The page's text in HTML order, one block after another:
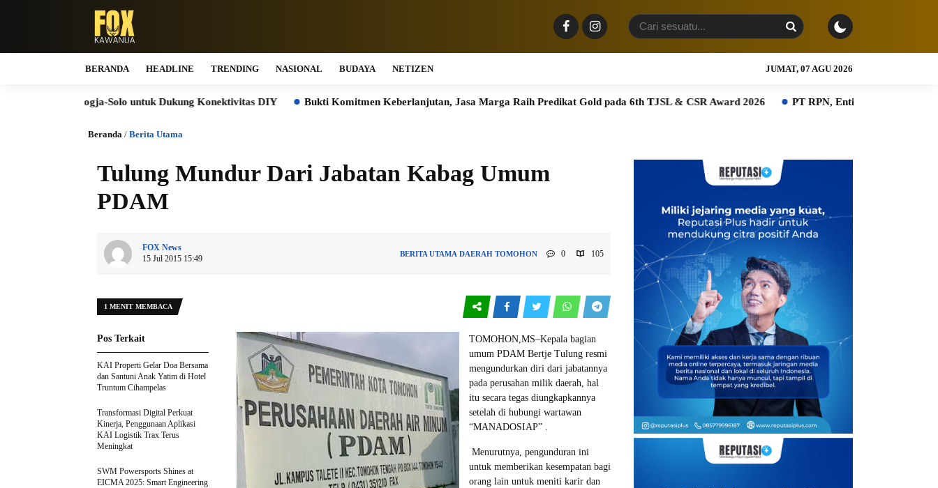
BERANDA HEADLINE TRENDING NASIONAL BUDAYA NETIZEN JUMAT, 07 AGU 2026
Jogja-Solo untuk Dukung Konektivitas DIY Bukti Komitmen Keberlanjutan, Jasa Marga Raih Predikat Gold pada 6th TJSL & CSR Award 2026 PT RPN, Entitas PTPN Group bersama
Beranda / Berita Utama
Tulung Mundur Dari Jabatan Kabag Umum
PDAM
FOX News
15 Jul 2015 15:49
BERITA UTAMA DAERAH TOMOHON 0 105
1 MENIT MEMBACA
TOMOHON,MS–Kepala bagian
umum PDAM Bertje Tulung resmi
mengundurkan diri dari jabatannya
pada perusahan milik daerah, hal
itu secara tegas diungkapkannya
setelah di hubungi wartawan
“MANADOSIAP” .
Menurutnya, pengunduran ini
untuk memberikan kesempatan bagi
orang lain untuk meniti karir dan
Pos Terkait
KAI Properti Gelar Doa Bersama
dan Santuni Anak Yatim di Hotel
Truntum Cihampelas
Transformasi Digital Perkuat
Kinerja, Penggunaan Aplikasi
KAI Logistik Trax Terus
Meningkat
SWM Powersports Shines at
EICMA 2025: Smart Engineering